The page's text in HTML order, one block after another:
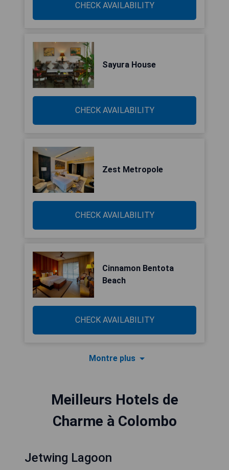
CHECK AVAILABILITY
Sayura House
CHECK AVAILABILITY
Zest Metropole
CHECK AVAILABILITY
Cinnamon Bentota
Beach
CHECK AVAILABILITY
Montre plus
Meilleurs Hotels de
Charme à Colombo
Jetwing Lagoon